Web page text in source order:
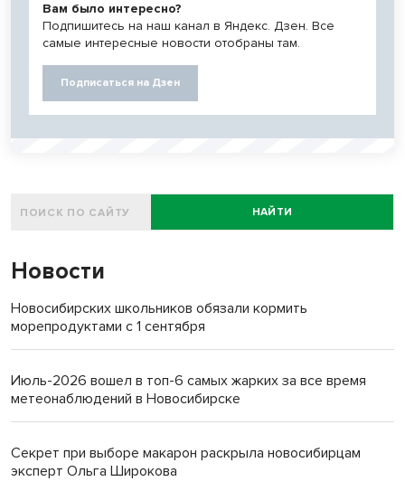
Вам было интересно?
Подпишитесь на наш канал в Яндекс. Дзен. Все
самые интересные новости отобраны там.
Подписаться на Дзен
НАЙТИ
Новости
Новосибирских школьников обязали кормить
морепродуктами с 1 сентября
Июль-2026 вошел в топ-6 самых жарких за все время
метеонаблюдений в Новосибирске
Секрет при выборе макарон раскрыла новосибирцам
эксперт Ольга Широкова